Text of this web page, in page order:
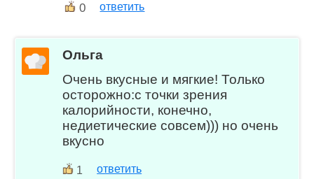
0 ответить
Ольга
Очень вкусные и мягкие! Только
осторожно:с точки зрения
калорийности, конечно,
недиетические совсем))) но очень
вкусно
1 ответить